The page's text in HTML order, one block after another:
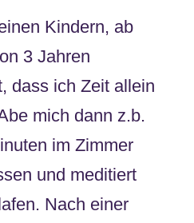
Kindern, ab
3 Jahren
dass ich Zeit allein
mich dann z.b.
im Zimmer
und meditiert
Nach einer